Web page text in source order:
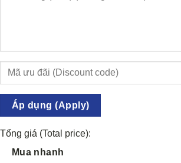
Áp dụng (Apply)
Tổng giá (Total price):
Mua nhanh